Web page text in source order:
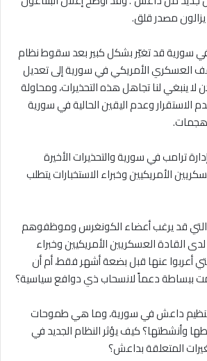
مصدر قلق.
سورية قد تغيّر بشكل كبير بعد سقوط نظام
العسكري الأمريكي في سورية إلى تعديل
ينبغي لنا تجاهل هذه التحذيرات، ومحاولة
وعدم اليقين الحالية في سورية
هجمات.
ترامب في سورية والتحذيرات الأخيرة
الأمريكيين وخبراء الاستخبارات يتطلب
التي قد يرغب أعضاء الكونغرس وموظفوهم
القادة العسكريين الأمريكيين وخبراء
أعربوا عنها قبل بضعة أشهر فقط، أم أن
ببساطة دعماً لانسحاب ذي دوافع سياسية؟
داعش في سورية، وما هي طموحات
وأنشطتها؟ كيف يؤثر النظام الجديد في
المتعلقة بداعش؟